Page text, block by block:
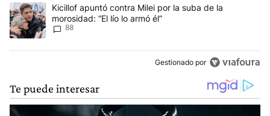
Un artículo de tendencia con el título "Kicillof apuntó contra Milei
Kicillof apuntó contra Milei por la suba de la
morosidad: “El lío lo armó él”
88
Gestionado por